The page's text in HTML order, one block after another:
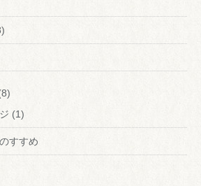
(1)
すすめ